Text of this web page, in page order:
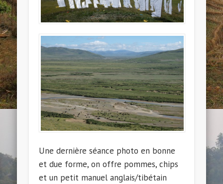
Une dernière séance photo en bonne
et due forme, on offre pommes, chips
et un petit manuel anglais/tibétain